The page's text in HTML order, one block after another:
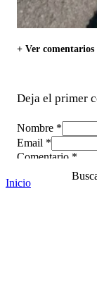
+ Ver comentarios
Deja el primer
Nombre *
Email *
Comentario *
Inicio